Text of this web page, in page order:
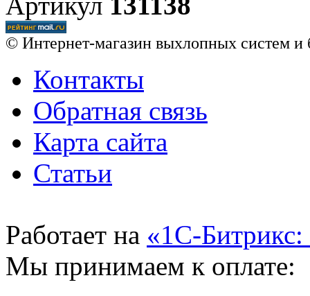
© Интернет-магазин выхлопных систем и
Контакты
Обратная связь
Карта сайта
Статьи
Работает на «1С-Битрикс:
Мы принимаем к оплате: